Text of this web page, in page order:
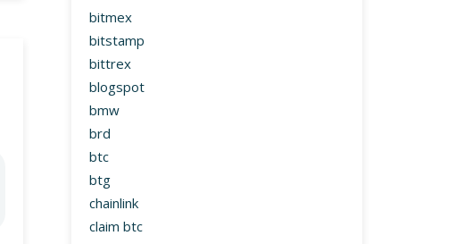
bitmex
bitstamp
bittrex
blogspot
bmw
brd
btc
btg
chainlink
claim btc